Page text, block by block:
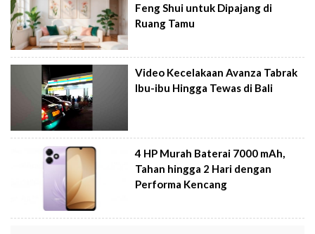
Feng Shui untuk Dipajang di
Ruang Tamu
Video Kecelakaan Avanza Tabrak
Ibu-ibu Hingga Tewas di Bali
4 HP Murah Baterai 7000 mAh,
Tahan hingga 2 Hari dengan
Performa Kencang